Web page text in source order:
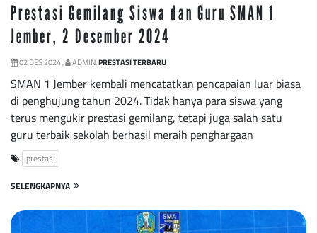
Prestasi Gemilang Siswa dan Guru SMAN 1
Jember, 2 Desember 2024
02 DES 2024 , ADMIN,PRESTASI TERBARU
SMAN 1 Jember kembali mencatatkan pencapaian luar biasa
di penghujung tahun 2024. Tidak hanya para siswa yang
terus mengukir prestasi gemilang, tetapi juga salah satu
guru terbaik sekolah berhasil meraih penghargaan
prestasi
SELENGKAPNYA